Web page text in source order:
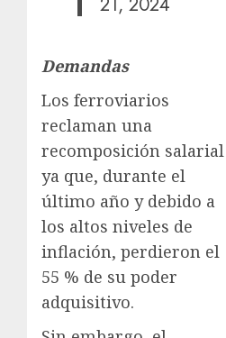
Demandas
Los ferroviarios
reclaman una
recomposición salarial
ya que, durante el
último año y debido a
los altos niveles de
inflación, perdieron el
55 % de su poder
adquisitivo.